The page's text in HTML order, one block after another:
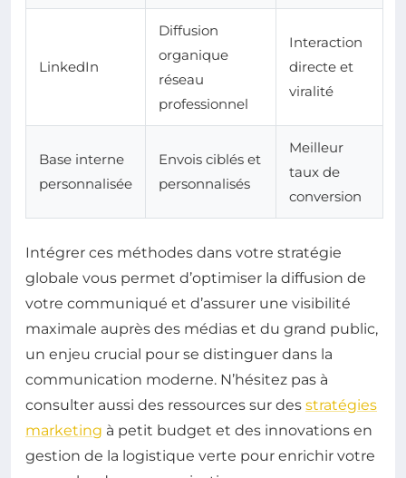
LinkedIn
Diffusion
organique
réseau
professionnel
Interaction
directe et
viralité
Base interne
personnalisée
Envois ciblés et
personnalisés
Meilleur
taux de
conversion
Intégrer ces méthodes dans votre stratégie
globale vous permet d’optimiser la diffusion de
votre communiqué et d’assurer une visibilité
maximale auprès des médias et du grand public,
un enjeu crucial pour se distinguer dans la
communication moderne. N’hésitez pas à
consulter aussi des ressources sur des stratégies
marketing à petit budget et des innovations en
gestion de la logistique verte pour enrichir votre